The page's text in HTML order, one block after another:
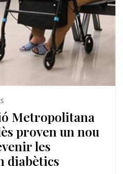
Metropolitana
proven un nou
les
diabètics